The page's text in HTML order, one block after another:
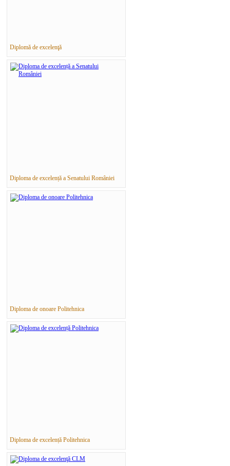
Diplomă de excelenţă
Diploma de excelență a Senatului României
Diploma de onoare Politehnica
Diploma de excelență Politehnica